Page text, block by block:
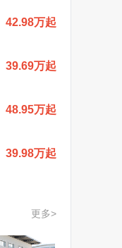
42.98万起
39.69万起
48.95万起
39.98万起
更多>